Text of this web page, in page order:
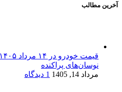
آخرین مطالب
نوسان‌های پراکنده
مرداد 14, 1405
1 دیدگاه